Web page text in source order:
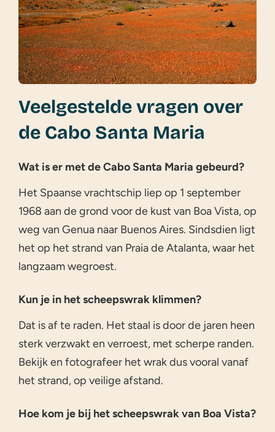
Veelgestelde vragen over
de Cabo Santa Maria
Wat is er met de Cabo Santa Maria gebeurd?
Het Spaanse vrachtschip liep op 1 september
1968 aan de grond voor de kust van Boa Vista, op
weg van Genua naar Buenos Aires. Sindsdien ligt
het op het strand van Praia de Atalanta, waar het
langzaam wegroest.
Kun je in het scheepswrak klimmen?
Dat is af te raden. Het staal is door de jaren heen
sterk verzwakt en verroest, met scherpe randen.
Bekijk en fotografeer het wrak dus vooral vanaf
het strand, op veilige afstand.
Hoe kom je bij het scheepswrak van Boa Vista?